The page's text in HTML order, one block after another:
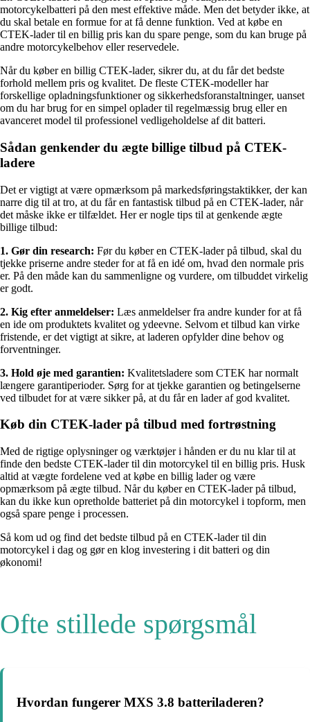
motorcykelbatteri på den mest effektive måde. Men det betyder ikke, at
du skal betale en formue for at få denne funktion. Ved at købe en
CTEK-lader til en billig pris kan du spare penge, som du kan bruge på
andre motorcykelbehov eller reservedele.
Når du køber en billig CTEK-lader, sikrer du, at du får det bedste
forhold mellem pris og kvalitet. De fleste CTEK-modeller har
forskellige opladningsfunktioner og sikkerhedsforanstaltninger, uanset
om du har brug for en simpel oplader til regelmæssig brug eller en
avanceret model til professionel vedligeholdelse af dit batteri.
Sådan genkender du ægte billige tilbud på CTEK-
ladere
Det er vigtigt at være opmærksom på markedsføringstaktikker, der kan
narre dig til at tro, at du får en fantastisk tilbud på en CTEK-lader, når
det måske ikke er tilfældet. Her er nogle tips til at genkende ægte
billige tilbud:
1. Gør din research: Før du køber en CTEK-lader på tilbud, skal du
tjekke priserne andre steder for at få en idé om, hvad den normale pris
er. På den måde kan du sammenligne og vurdere, om tilbuddet virkelig
er godt.
2. Kig efter anmeldelser: Læs anmeldelser fra andre kunder for at få
en ide om produktets kvalitet og ydeevne. Selvom et tilbud kan virke
fristende, er det vigtigt at sikre, at laderen opfylder dine behov og
forventninger.
3. Hold øje med garantien: Kvalitetsladere som CTEK har normalt
længere garantiperioder. Sørg for at tjekke garantien og betingelserne
ved tilbudet for at være sikker på, at du får en lader af god kvalitet.
Køb din CTEK-lader på tilbud med fortrøstning
Med de rigtige oplysninger og værktøjer i hånden er du nu klar til at
finde den bedste CTEK-lader til din motorcykel til en billig pris. Husk
altid at vægte fordelene ved at købe en billig lader og være
opmærksom på ægte tilbud. Når du køber en CTEK-lader på tilbud,
kan du ikke kun opretholde batteriet på din motorcykel i topform, men
også spare penge i processen.
Så kom ud og find det bedste tilbud på en CTEK-lader til din
motorcykel i dag og gør en klog investering i dit batteri og din
økonomi!
Ofte stillede spørgsmål
Hvordan fungerer MXS 3.8 batteriladeren?